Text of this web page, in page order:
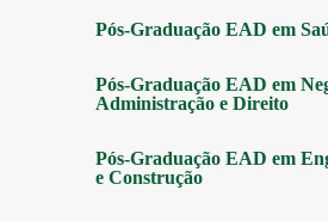
Pós-Graduação EAD em
Pós-Graduação EAD em
Administração e Direito
Pós-Graduação EAD em
e Construção